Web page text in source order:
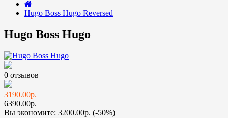
Hugo Boss Hugo Reversed
Hugo Boss Hugo
0 отзывов
3190.00р.
6390.00р.
Вы экономите: 3200.00р. (-50%)